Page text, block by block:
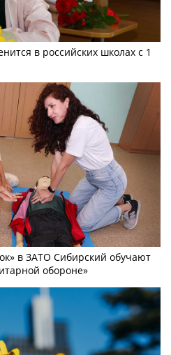
в российских школах с 1
в ЗАТО Сибирский обучают
обороне»